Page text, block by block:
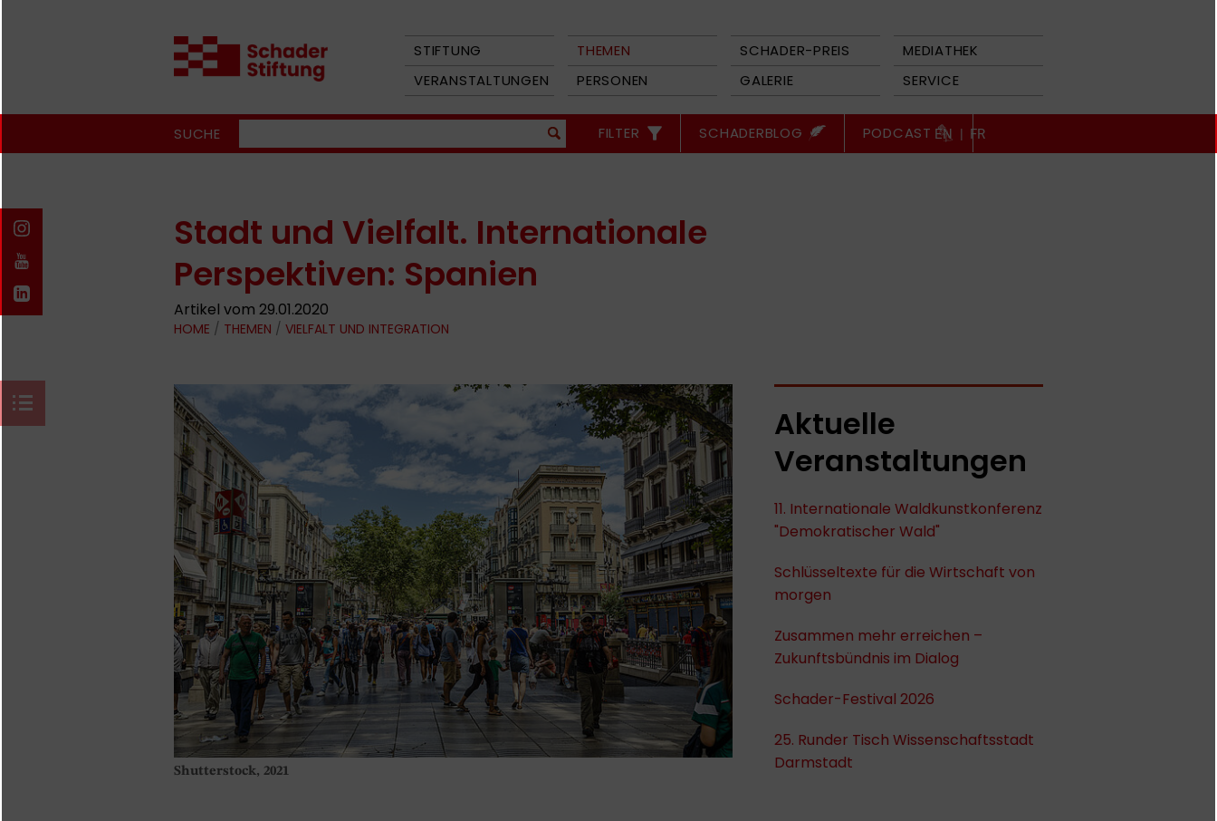
STIFTUNG THEMEN SCHADER-PREIS
MEDIATHEK
VERANSTALTUNGEN
PERSONEN GALERIE SERVICE
SUCHE FILTER SCHADERBLOG PODCAST EN | FR
Stadt und Vielfalt. Internationale
Perspektiven: Spanien
Artikel vom 29.01.2020
HOME / THEMEN / VIELFALT UND INTEGRATION
Shutterstock, 2021
Aktuelle
Veranstaltungen
11. Internationale Waldkunstkonferenz
"Demokratischer Wald"
Schlüsseltexte für die Wirtschaft von
morgen
Zusammen mehr erreichen –
Zukunftsbündnis im Dialog
Schader-Festival 2026
25. Runder Tisch Wissenschaftsstadt
Darmstadt